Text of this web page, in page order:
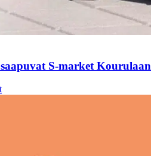
S-market Kourulaan